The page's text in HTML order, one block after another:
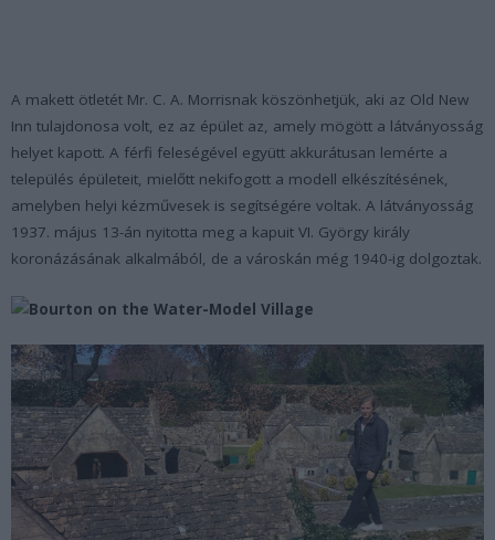
A makett ötletét Mr. C. A. Morrisnak köszönhetjük, aki az Old New
Inn tulajdonosa volt, ez az épület az, amely mögött a látványosság
helyet kapott. A férfi feleségével együtt akkurátusan lemérte a
település épületeit, mielőtt nekifogott a modell elkészítésének,
amelyben helyi kézművesek is segítségére voltak. A látványosság
1937. május 13-án nyitotta meg a kapuit VI. György király
koronázásának alkalmából, de a városkán még 1940-ig dolgoztak.